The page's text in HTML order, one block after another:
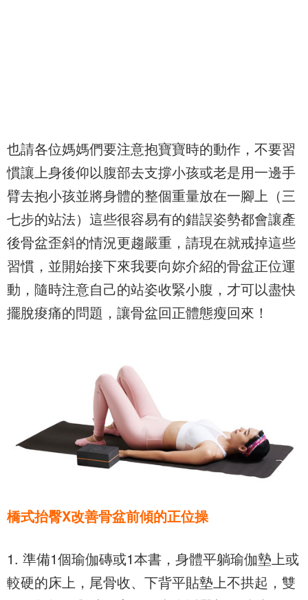
也請各位媽媽們要注意抱寶寶時的動作，不要習
慣讓上身後仰以腹部去支撐小孩或老是用一邊手
臂去抱小孩並將身體的整個重量放在一腳上（三
七步的站法）這些很容易有的錯誤姿勢都會讓產
後骨盆歪斜的情況更趨嚴重，請現在就戒掉這些
習慣，並開始接下來我要向妳介紹的骨盆正位運
動，隨時注意自己的站姿收緊小腹，才可以盡快
擺脫痠痛的問題，讓骨盆回正體態瘦回來！
橋式抬臀X改善骨盆前傾的正位操
1. 準備1個瑜伽磚或1本書，身體平躺瑜伽墊上或
較硬的床上，尾骨收、下背平貼墊上不拱起，雙